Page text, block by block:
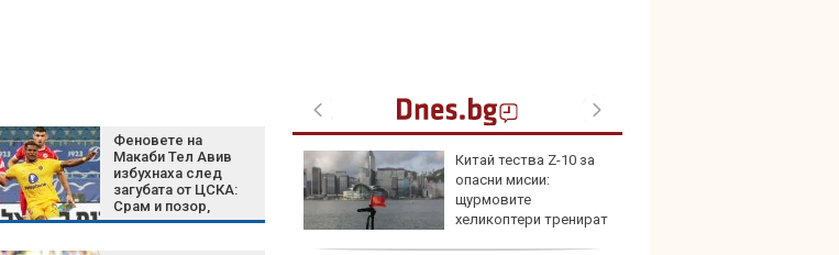
Феновете на
Макаби Тел Авив
избухнаха след
загубата от ЦСКА:
Срам и позор,
истината лъсна
Шум, бетон и жеги: Как
животните се
променят, за да
оцелеят сред хората?
Китай тества Z-10 за
опасни мисии:
щурмовите
хеликоптери тренират